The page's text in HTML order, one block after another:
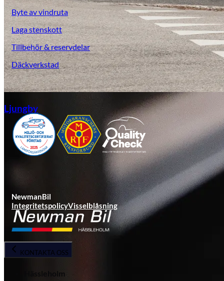
Ljungby
Byte av vindruta
Laga stenskott
Tillbehör & reservdelar
Däckverkstad
NewmanBil
IntegritetspolicyVisselblåsning
KONTAKTA OSS
Hässleholm